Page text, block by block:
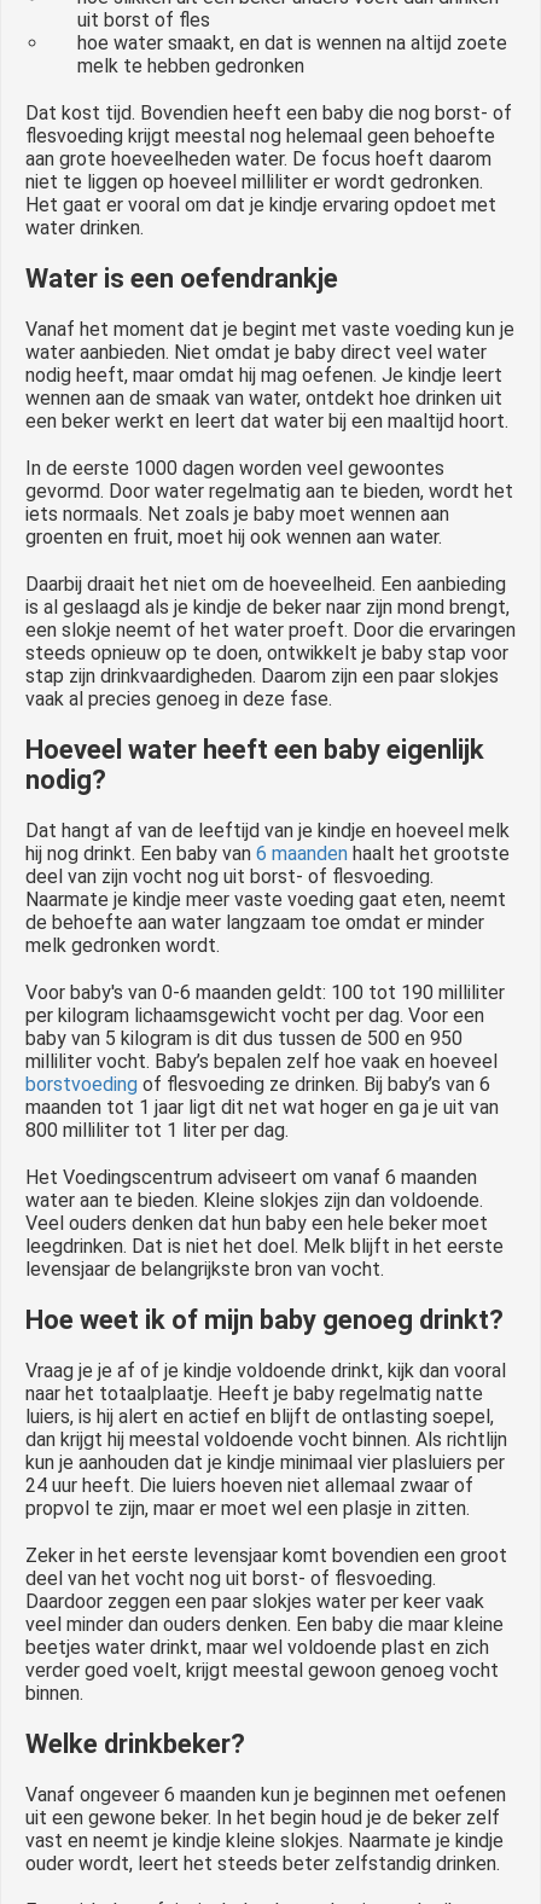
uit borst of fles
hoe water smaakt, en dat is wennen na altijd zoete
melk te hebben gedronken
Dat kost tijd. Bovendien heeft een baby die nog borst- of
flesvoeding krijgt meestal nog helemaal geen behoefte
aan grote hoeveelheden water. De focus hoeft daarom
niet te liggen op hoeveel milliliter er wordt gedronken.
Het gaat er vooral om dat je kindje ervaring opdoet met
water drinken.
Water is een oefendrankje
Vanaf het moment dat je begint met vaste voeding kun je
water aanbieden. Niet omdat je baby direct veel water
nodig heeft, maar omdat hij mag oefenen. Je kindje leert
wennen aan de smaak van water, ontdekt hoe drinken uit
een beker werkt en leert dat water bij een maaltijd hoort.
In de eerste 1000 dagen worden veel gewoontes
gevormd. Door water regelmatig aan te bieden, wordt het
iets normaals. Net zoals je baby moet wennen aan
groenten en fruit, moet hij ook wennen aan water.
Daarbij draait het niet om de hoeveelheid. Een aanbieding
is al geslaagd als je kindje de beker naar zijn mond brengt,
een slokje neemt of het water proeft. Door die ervaringen
steeds opnieuw op te doen, ontwikkelt je baby stap voor
stap zijn drinkvaardigheden. Daarom zijn een paar slokjes
vaak al precies genoeg in deze fase.
Hoeveel water heeft een baby eigenlijk
nodig?
Dat hangt af van de leeftijd van je kindje en hoeveel melk
hij nog drinkt. Een baby van 6 maanden haalt het grootste
deel van zijn vocht nog uit borst- of flesvoeding.
Naarmate je kindje meer vaste voeding gaat eten, neemt
de behoefte aan water langzaam toe omdat er minder
melk gedronken wordt.
Voor baby's van 0-6 maanden geldt: 100 tot 190 milliliter
per kilogram lichaamsgewicht vocht per dag. Voor een
baby van 5 kilogram is dit dus tussen de 500 en 950
milliliter vocht. Baby’s bepalen zelf hoe vaak en hoeveel
borstvoeding of flesvoeding ze drinken. Bij baby’s van 6
maanden tot 1 jaar ligt dit net wat hoger en ga je uit van
800 milliliter tot 1 liter per dag.
Het Voedingscentrum adviseert om vanaf 6 maanden
water aan te bieden. Kleine slokjes zijn dan voldoende.
Veel ouders denken dat hun baby een hele beker moet
leegdrinken. Dat is niet het doel. Melk blijft in het eerste
levensjaar de belangrijkste bron van vocht.
Hoe weet ik of mijn baby genoeg drinkt?
Vraag je je af of je kindje voldoende drinkt, kijk dan vooral
naar het totaalplaatje. Heeft je baby regelmatig natte
luiers, is hij alert en actief en blijft de ontlasting soepel,
dan krijgt hij meestal voldoende vocht binnen. Als richtlijn
kun je aanhouden dat je kindje minimaal vier plasluiers per
24 uur heeft. Die luiers hoeven niet allemaal zwaar of
propvol te zijn, maar er moet wel een plasje in zitten.
Zeker in het eerste levensjaar komt bovendien een groot
deel van het vocht nog uit borst- of flesvoeding.
Daardoor zeggen een paar slokjes water per keer vaak
veel minder dan ouders denken. Een baby die maar kleine
beetjes water drinkt, maar wel voldoende plast en zich
verder goed voelt, krijgt meestal gewoon genoeg vocht
binnen.
Welke drinkbeker?
Vanaf ongeveer 6 maanden kun je beginnen met oefenen
uit een gewone beker. In het begin houd je de beker zelf
vast en neemt je kindje kleine slokjes. Naarmate je kindje
ouder wordt, leert het steeds beter zelfstandig drinken.